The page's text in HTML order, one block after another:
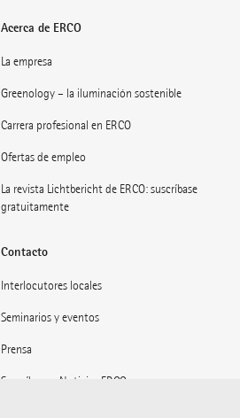
Acerca de ERCO
La empresa
Greenology – la iluminación sostenible
Carrera profesional en ERCO
Ofertas de empleo
La revista Lichtbericht de ERCO: suscríbase
gratuitamente
Contacto
Interlocutores locales
Seminarios y eventos
Prensa
Suscríbase a Noticias ERCO